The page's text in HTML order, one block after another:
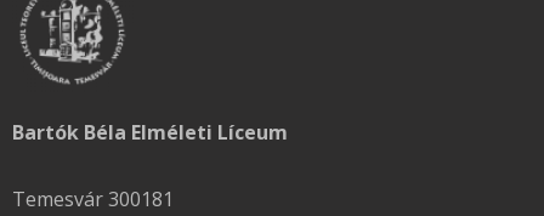
Bartók Béla Elméleti Líceum
Temesvár 300181